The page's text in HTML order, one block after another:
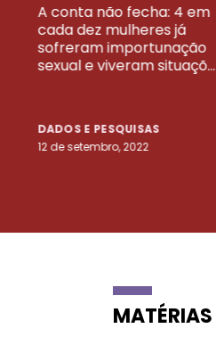
A conta não fecha: 4 em
cada dez mulheres já
sofreram importunação
sexual e viveram situaçõ...
DADOS E PESQUISAS
12 de setembro, 2022
MATÉRIAS